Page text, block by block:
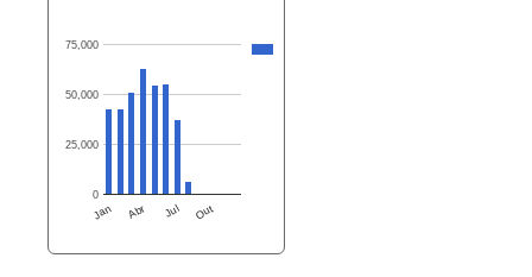
Jan Abr Jul Out
0
25,000
50,000
75,000